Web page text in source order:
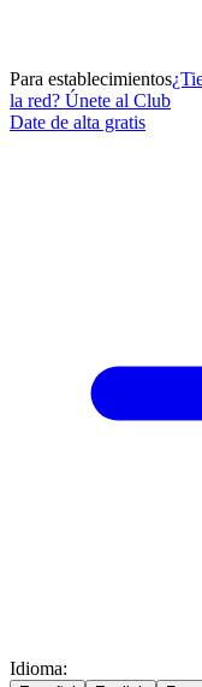
Para establecimientos
la red? Únete al Club
Date de alta gratis
Idioma: